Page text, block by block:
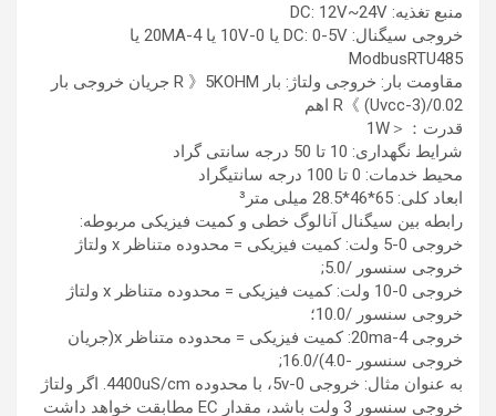
منبع تغذیه: DC: 12V~24V
خروجی سیگنال: DC: 0-5V یا 0-10V یا 4-20MA یا
ModbusRTU485
مقاومت بار: خروجی ولتاژ: بار R 》5KOHM جریان خروجی بار
R《 (Uvcc-3)/0.02 اهم
قدرت：＜1W
شرایط نگهداری: 10 تا 50 درجه سانتی گراد
محیط خدمات: 0 تا 100 درجه سانتیگراد
ابعاد کلی: 65*46*28.5 میلی متر³
رابطه بین سیگنال آنالوگ خطی و کمیت فیزیکی مربوطه:
خروجی 0-5 ولت: کمیت فیزیکی = محدوده متناظر x ولتاژ
خروجی سنسور /5.0;
خروجی 0-10 ولت: کمیت فیزیکی = محدوده متناظر x ولتاژ
خروجی سنسور /10.0؛
خروجی 4-20ma: کمیت فیزیکی = محدوده متناظر x(جریان
خروجی سنسور -4.0)/16.0;
به عنوان مثال: خروجی 0-5v، با محدوده 4400uS/cm. اگر ولتاژ
خروجی سنسور 3 ولت باشد، مقدار EC مطابقت خواهد داشت